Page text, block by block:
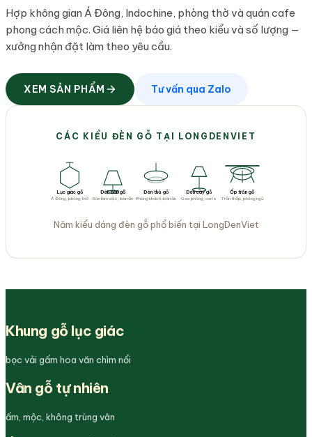
Hợp không gian Á Đông, Indochine, phòng thờ và quán cafe
phong cách mộc. Giá liên hệ báo giá theo kiểu và số lượng —
xưởng nhận đặt làm theo yêu cầu.
XEM SẢN PHẨM Tư vấn qua Zalo
CÁC KIỂU ĐÈN GỖ TẠI LONGDENVIET
Lục giác gỗ
Á Đông, phòng thờ
Đèn bàn gỗ
Bàn làm việc, bàn ăn
Đèn thả gỗ
Phòng khách, bàn ăn
Đèn cây gỗ
Góc phòng, cafe
Ốp trần gỗ
Trần thấp, phòng ngủ
Năm kiểu dáng đèn gỗ phổ biến tại LongDenViet
Khung gỗ lục giác
bọc vải gấm hoa văn chìm nổi
Vân gỗ tự nhiên
ấm, mộc, không trùng vân